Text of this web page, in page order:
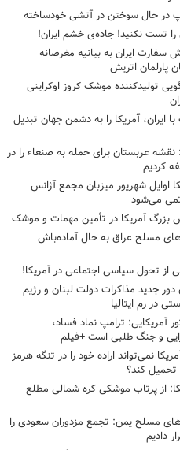
در حال سوختن در آتشی خودساخته
را تست نکنید! جاده‌ی خشم ایران!
سفارت ایران به بیانیه مغرضانه
پارلمان اتریش
تولیدکننده موشک کروز اوکراینی
ایران، آمریکا را به دشمن جهان تبدیل
عربستان برای حمله به صنعاء را در
کردیم
اوایل شهریور میزبان مجمع آژانس
می‌شود
بزرگ آمریکا در تأمین مهمات و موشک
مسلح عراق به حال آماده‌باش
از تحول سیاسی اجتماعی در آمریکا!
دور جدید مذاکرات دولت لبنان و رژیم
در رم ایتالیا
آمریکایی: ترامپ نماد فساد،
و جنگ طلبی است +فیلم
نمی‌تواند اراده خود را در تنگه هرمز
تحمیل کند؟
از پرتاب موشکی کره شمالی مطلع
مسلح یمن: تجمع مزدوران سعودی را
دادیم